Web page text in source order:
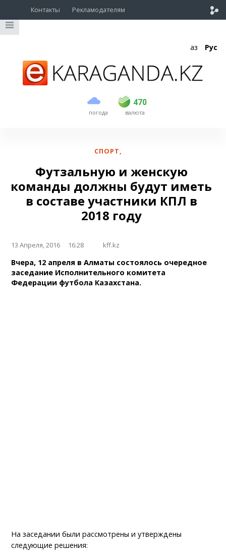
Контакты Рекламодателям
Қаз Рус
погода
470
USD 469 470
EUR валюта
СПОРТ,
Футзальную и женскую
команды должны будут иметь
в составе участники КПЛ в
2018 году
13 Апреля, 2016 16:28 kff.kz
Вчера, 12 апреля в Алматы состоялось очередное
заседание Исполнительного комитета
Федерации футбола Казахстана.
На заседании были рассмотрены и утверждены
следующие решения: